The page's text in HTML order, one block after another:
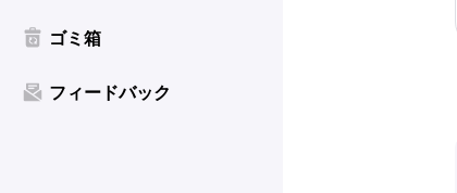
ゴミ箱
フィードバック